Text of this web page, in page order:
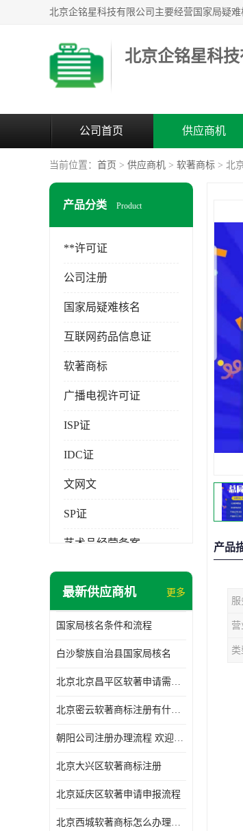
北京企铭星科技
公司首页 供应商机
当前位置： 首页 > 供应商机 > 软著商标 > 北
产品分类 Product
**许可证
公司注册
国家局疑难核名
互联网药品信息证
软著商标
广播电视许可证
ISP证
IDC证
文网文
SP证
艺术品经营备案
最新供应商机 更多
国家局核名条件和流程
白沙黎族自治县国家局核名
北京北京昌平区软著申请需要什么条件 软件著作权 欢迎电话咨询
北京密云软著商标注册有什么要求 软件著作权 欢迎电话咨询
朝阳公司注册办理流程 欢迎电话咨询
北京大兴区软著商标注册
北京延庆区软著申请申报流程
北京西城软著商标怎么办理流程 欢迎电话咨询
产品
营
类